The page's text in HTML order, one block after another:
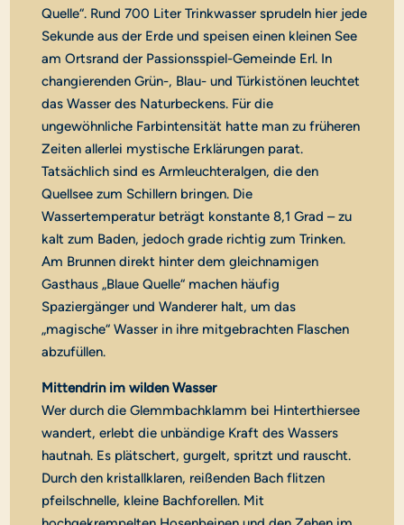
Quelle“. Rund 700 Liter Trinkwasser sprudeln hier jede
Sekunde aus der Erde und speisen einen kleinen See
am Ortsrand der Passionsspiel-Gemeinde Erl. In
changierenden Grün-, Blau- und Türkistönen leuchtet
das Wasser des Naturbeckens. Für die
ungewöhnliche Farbintensität hatte man zu früheren
Zeiten allerlei mystische Erklärungen parat.
Tatsächlich sind es Armleuchteralgen, die den
Quellsee zum Schillern bringen. Die
Wassertemperatur beträgt konstante 8,1 Grad – zu
kalt zum Baden, jedoch grade richtig zum Trinken.
Am Brunnen direkt hinter dem gleichnamigen
Gasthaus „Blaue Quelle“ machen häufig
Spaziergänger und Wanderer halt, um das
„magische“ Wasser in ihre mitgebrachten Flaschen
abzufüllen.
Mittendrin im wilden Wasser
Wer durch die Glemmbachklamm bei Hinterthiersee
wandert, erlebt die unbändige Kraft des Wassers
hautnah. Es plätschert, gurgelt, spritzt und rauscht.
Durch den kristallklaren, reißenden Bach flitzen
pfeilschnelle, kleine Bachforellen. Mit